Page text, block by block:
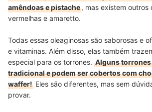
amêndoas e pistache, mas existem outros
vermelhas e amaretto.
Todas essas oleaginosas são saborosas e
e vitaminas. Além disso, elas também
especial para os torrones. Alguns
tradicional e podem ser cobertos com
waffer! Eles são diferentes, mas sem
provar.